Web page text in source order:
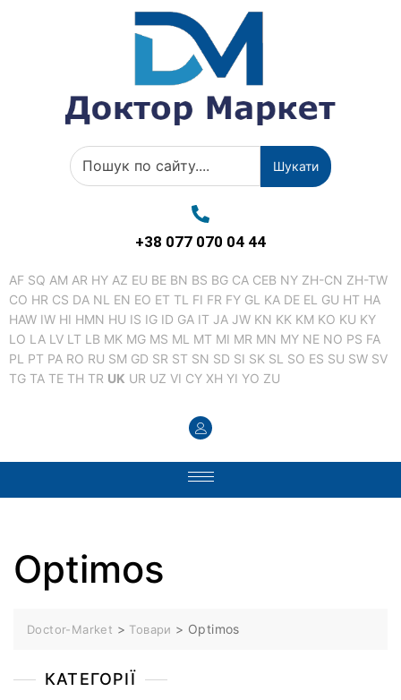
Шукати
+38 077 070 04 44
AF SQ AM AR HY AZ EU BE BN BS BG CA CEB NY ZH-CN ZH-TW
CO HR CS DA NL EN EO ET TL FI FR FY GL KA DE EL GU HT HA
HAW IW HI HMN HU IS IG ID GA IT JA JW KN KK KM KO KU KY
LO LA LV LT LB MK MG MS ML MT MI MR MN MY NE NO PS FA
PL PT PA RO RU SM GD SR ST SN SD SI SK SL SO ES SU SW SV
TG TA TE TH TR UK UR UZ VI CY XH YI YO ZU
Optimos
Doctor-Market > Товари > Optimos
КАТЕГОРІЇ